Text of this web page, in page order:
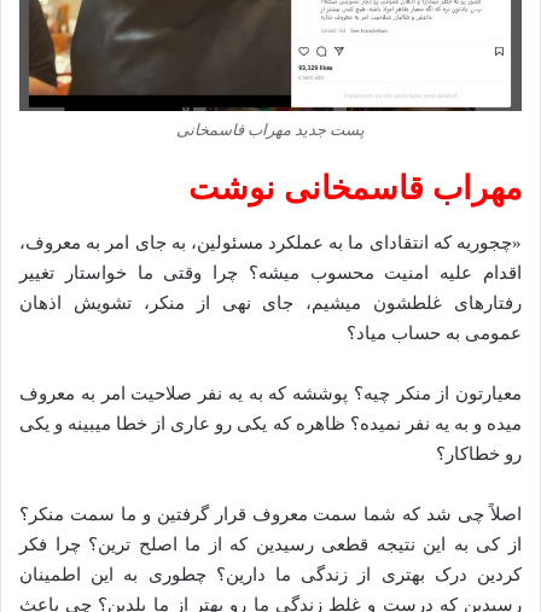
پست جدید مهراب قاسمخانی
مهراب قاسمخانی نوشت
«چجوریه که انتقادای ما به عملکرد مسئولین، به جای امر به معروف،
اقدام علیه امنیت محسوب میشه؟ چرا وقتی ما خواستار تغییر
رفتار‌های غلطشون میشیم، جای نهی از منکر، تشویش اذهان
عمومی به حساب میاد؟
معیارتون از منکر چیه؟ پوششه که به یه نفر صلاحیت امر به معروف
میده و به یه نفر نمیده؟ ظاهره که یکی رو عاری از خطا میبینه و یکی
رو خطاکار؟
اصلاً چی شد که شما سمت معروف قرار گرفتین و ما سمت منکر؟
از کی به این نتیجه قطعی رسیدین که از ما اصلح ترین؟ چرا فکر
کردین درک بهتری از زندگی ما دارین؟ چطوری به این اطمینان
رسیدین که درست و غلط زندگی ما رو بهتر از ما بلدین؟ چی باعث